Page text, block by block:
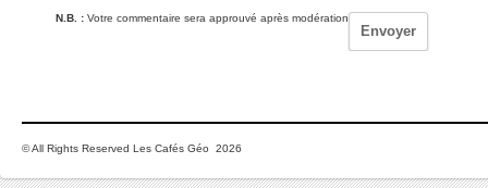
N.B. : Votre commentaire sera approuvé après modération
© All Rights Reserved Les Cafés Géo 2026